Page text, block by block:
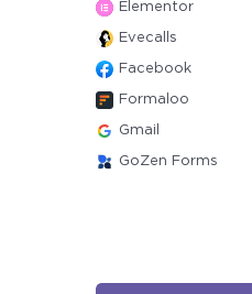
Elementor
Evecalls
Facebook
Formaloo
Gmail
GoZen Forms